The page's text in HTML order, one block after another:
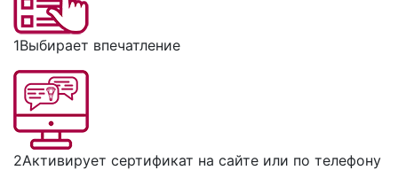
1Выбирает впечатление
2Активирует сертификат на сайте или по телефону